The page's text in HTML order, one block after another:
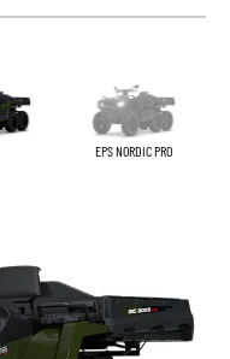
EPS NORDIC PRO